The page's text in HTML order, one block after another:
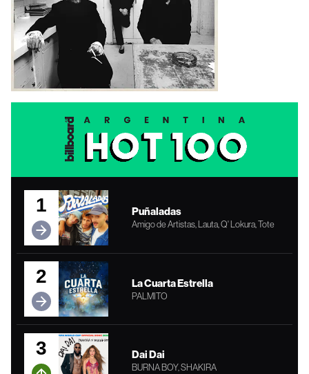
1 Puñaladas
Amigo de Artistas, Lauta, Q' Lokura, Tote
2 La Cuarta Estrella
PALMITO
3 Dai Dai
BURNA BOY, SHAKIRA